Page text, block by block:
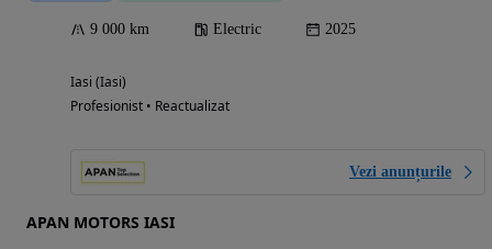
9 000 km Electric 2025
Iasi (Iasi)
Profesionist • Reactualizat
Vezi anunțurile
APAN MOTORS IASI